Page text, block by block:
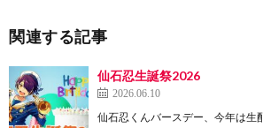
関連する記事
仙石忍生誕祭2026
2026.06.10
仙石忍くんバースデー、今年は生